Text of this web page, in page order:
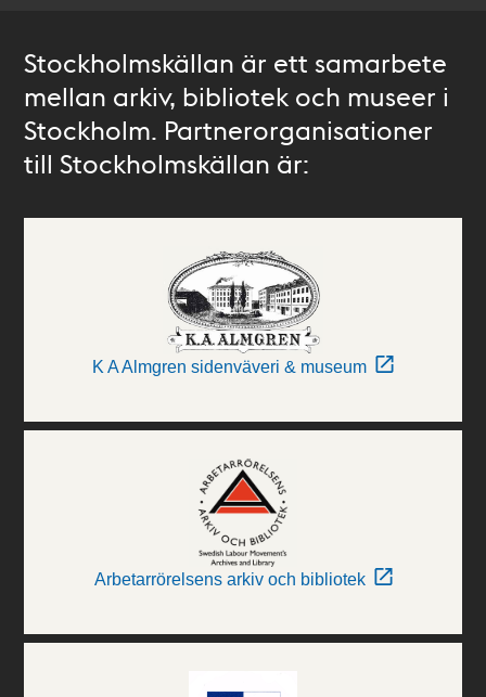
Stockholmskällan är ett samarbete
mellan arkiv, bibliotek och museer i
Stockholm. Partnerorganisationer
till Stockholmskällan är:
K A Almgren sidenväveri & museum
Arbetarrörelsens arkiv och bibliotek